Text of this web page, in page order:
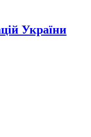
України